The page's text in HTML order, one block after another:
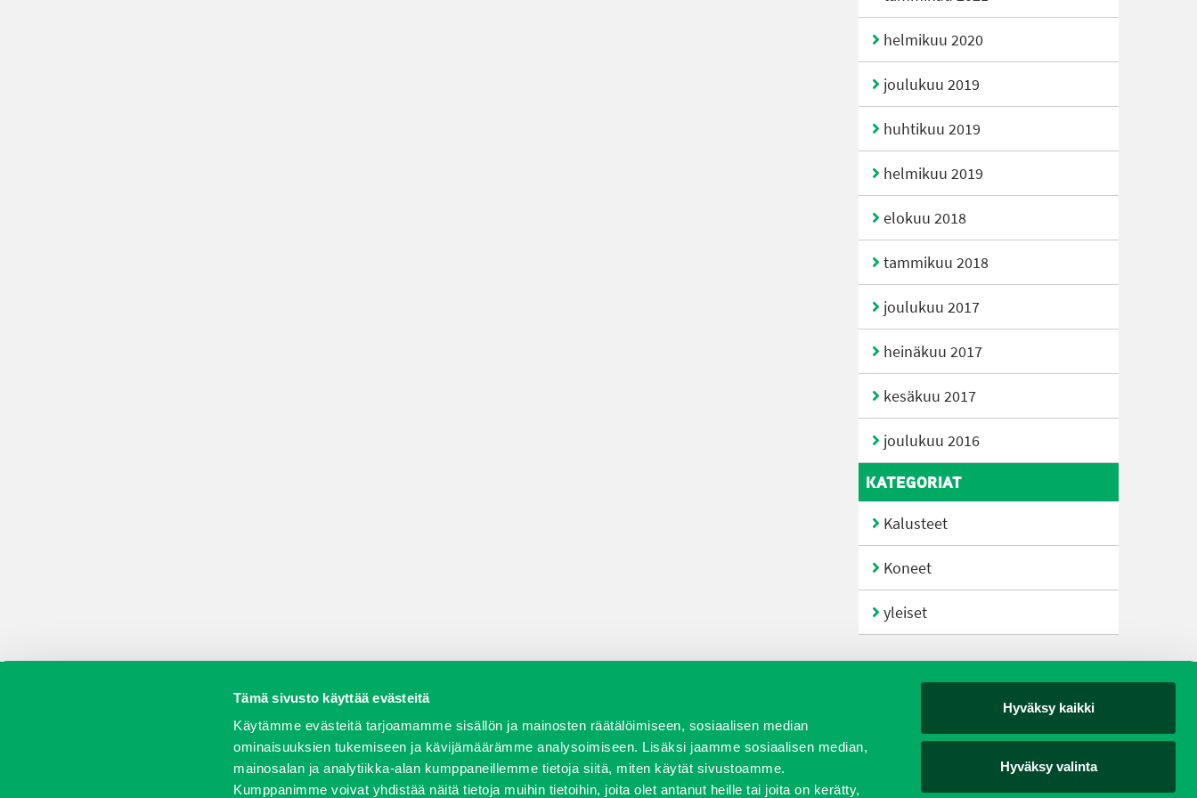
Tämä sivusto käyttää evästeitä
Käytämme evästeitä tarjoamamme sisällön ja mainosten räätälöimiseen, sosiaalisen median
ominaisuuksien tukemiseen ja kävijämäärämme analysoimiseen. Lisäksi jaamme sosiaalisen median,
mainosalan ja analytiikka-alan kumppaneillemme tietoja siitä, miten käytät sivustoamme.
Kumppanimme voivat yhdistää näitä tietoja muihin tietoihin, joita olet antanut heille tai joita on kerätty,
Hyväksy kaikki
Hyväksy valinta
helmikuu 2020
joulukuu 2019
huhtikuu 2019
helmikuu 2019
elokuu 2018
tammikuu 2018
joulukuu 2017
heinäkuu 2017
kesäkuu 2017
joulukuu 2016
KATEGORIAT
Kalusteet
Koneet
yleiset
Vaihtokoneet Kalusteet Huolto ja varaosat Verkkokauppa JT Vuokrakone Jälleenmyyjät